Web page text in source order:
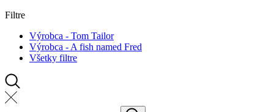
Filtre
Výrobca - Tom Tailor
Výrobca - A fish named Fred
Všetky filtre